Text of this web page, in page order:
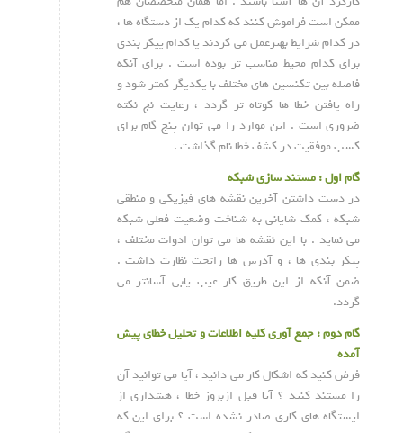
ممکن است فراموش کنند که کدام یک از دستگاه ها ،
در کدام شرایط بهترعمل می کردند یا کدام پیکر بندی
برای کدام محیط مناسب تر بوده است . برای آنکه
فاصله بین تکنسین های مختلف با یکدیگر کمتر شود و
راه یافتن خطا ها کوتاه تر گردد ، رعایت نج نکته
ضروری است . این موارد را می توان پنج گام برای
کسب موفقیت در کشف خطا نام گذاشت .
گام اول : مستند سازی شبکه
در دست داشتن آخرین نقشه های فیزیکی و منطقی
شبکه ، کمک شایانی به شناخت وضعیت فعلی شبکه
می نماید . با این نقشه ها می توان ادوات مختلف ،
پیکر بندی ها ، و آدرس ها راتحت نظارت داشت .
ضمن آنکه از این طریق کار عیب یابی آسانتر می
گردد.
گام دوم : جمع آوری کلیه اطلاعات و تحلیل خطای پیش
آمده
فرض کنید که اشکال کار می دانید ، آیا می توانید آن
را مستند کنید ؟ آیا قبل ازبروز خطا ، هشداری از
ایستگاه های کاری صادر نشده است ؟ برای این که